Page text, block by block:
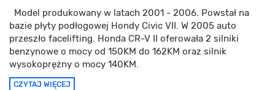
Model produkowany w latach 2001 - 2006. Powstał na
bazie płyty podłogowej Hondy Civic VII. W 2005 auto
przeszło facelifting. Honda CR-V II oferowała 2 silniki
benzynowe o mocy od 150KM do 162KM oraz silnik
wysokoprężny o mocy 140KM.
CZYTAJ WIĘCEJ